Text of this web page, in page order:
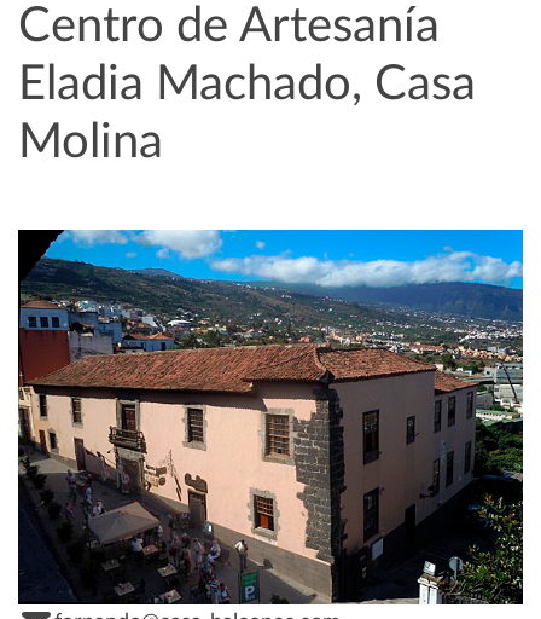
Centro de Artesanía
Eladia Machado, Casa
Molina